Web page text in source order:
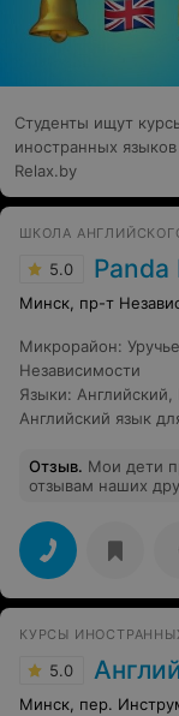
Студенты ищут
иностранных
Relax.by
ШКОЛА
5.0 Panda
Минск, пр-т
Микрорайон: Уручье
Независимости
Языки: Английский,
Английский язык
Отзыв. Мои дети
отзывам наших
преподавателя,
Очень хорошо
на занятия с
интересуется.
занятия с
внимательное
КУРСЫ
5.0
Минск, пер.